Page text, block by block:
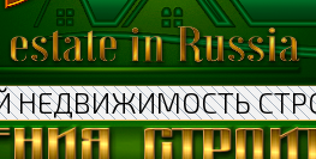
НЕДВИЖИМОСТЬ